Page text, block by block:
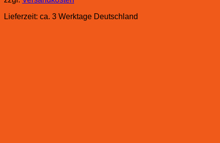
Lieferzeit: ca. 3 Werktage Deutschland